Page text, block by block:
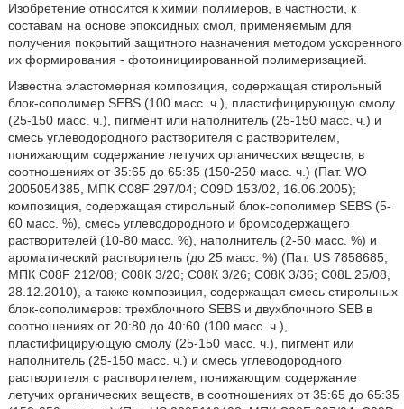
Изобретение относится к химии полимеров, в частности, к
составам на основе эпоксидных смол, применяемым для
получения покрытий защитного назначения методом ускоренного
их формирования - фотоинициированной полимеризацией.
Известна эластомерная композиция, содержащая стирольный
блок-сополимер SEBS (100 масс. ч.), пластифицирующую смолу
(25-150 масс. ч.), пигмент или наполнитель (25-150 масс. ч.) и
смесь углеводородного растворителя с растворителем,
понижающим содержание летучих органических веществ, в
соотношениях от 35:65 до 65:35 (150-250 масс. ч.) (Пат. WO
2005054385, МПК C08F 297/04; C09D 153/02, 16.06.2005);
композиция, содержащая стирольный блок-сополимер SEBS (5-
60 масс. %), смесь углеводородного и бромсодержащего
растворителей (10-80 масс. %), наполнитель (2-50 масс. %) и
ароматический растворитель (до 25 масс. %) (Пат. US 7858685,
МПК C08F 212/08; С08К 3/20; С08К 3/26; С08К 3/36; C08L 25/08,
28.12.2010), а также композиция, содержащая смесь стирольных
блок-сополимеров: трехблочного SEBS и двухблочного SEB в
соотношениях от 20:80 до 40:60 (100 масс. ч.),
пластифицирующую смолу (25-150 масс. ч.), пигмент или
наполнитель (25-150 масс. ч.) и смесь углеводородного
растворителя с растворителем, понижающим содержание
летучих органических веществ, в соотношениях от 35:65 до 65:35